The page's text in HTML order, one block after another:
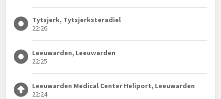
Tytsjerk, Tytsjerksteradiel
22:26
Leeuwarden, Leeuwarden
22:25
Leeuwarden Medical Center Heliport, Leeuwarden
22:24